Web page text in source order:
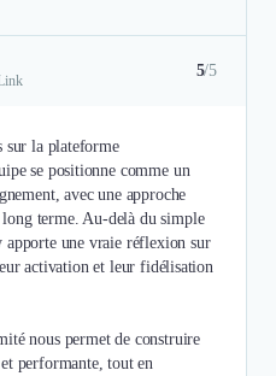
5/5
sur la plateforme
se positionne comme un
avec une approche
terme. Au-delà du simple
une vraie réflexion sur
activation et leur fidélisation
nous permet de construire
performante, tout en